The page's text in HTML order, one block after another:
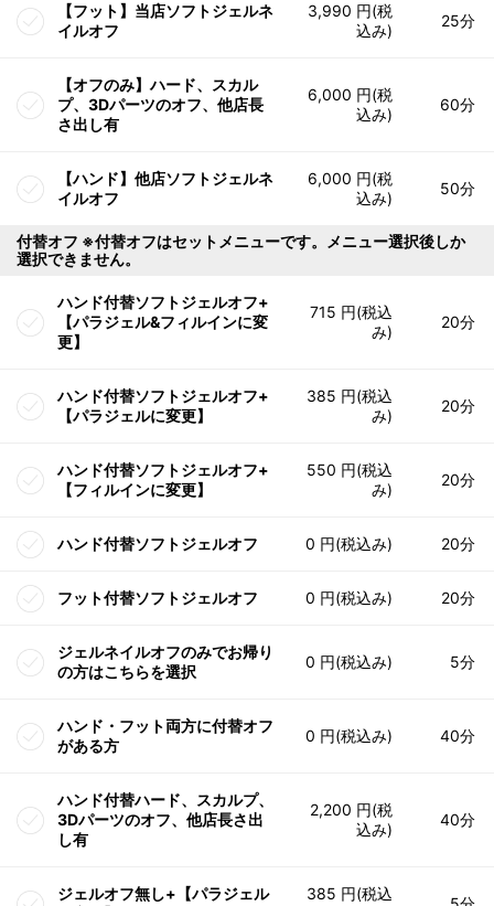
【フット】当店ソフトジェルネ
イルオフ
3,990 円(税
込み)
25分
【オフのみ】ハード、スカル
プ、3Dパーツのオフ、他店長
さ出し有
6,000 円(税
込み)
60分
【ハンド】他店ソフトジェルネ
イルオフ
6,000 円(税
込み)
50分
付替オフ ※付替オフはセットメニューです。メニュー選択後しか
選択できません。
ハンド付替ソフトジェルオフ+
【パラジェル&フィルインに変
更】
715 円(税込
み)
20分
ハンド付替ソフトジェルオフ+
【パラジェルに変更】
385 円(税込
み)
20分
ハンド付替ソフトジェルオフ+
【フィルインに変更】
550 円(税込
み)
20分
ハンド付替ソフトジェルオフ 0 円(税込み) 20分
フット付替ソフトジェルオフ 0 円(税込み) 20分
ジェルネイルオフのみでお帰り
の方はこちらを選択
0 円(税込み) 5分
ハンド・フット両方に付替オフ
がある方
0 円(税込み) 40分
ハンド付替ハード、スカルプ、
3Dパーツのオフ、他店長さ出
し有
2,200 円(税
込み)
40分
ジェルオフ無し+【パラジェル
385 円(税込